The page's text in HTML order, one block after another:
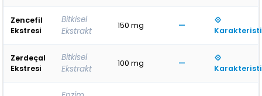
Zencefil
Ekstresi
Bitkisel
Ekstrakt
150 mg —
💠
Zerdeçal
Ekstresi
Bitkisel
Ekstrakt
100 mg —
💠